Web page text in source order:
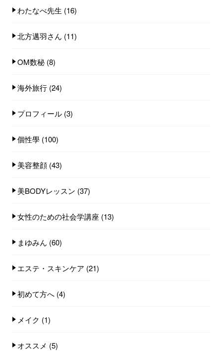
わたなべ先生 (16)
北方邁羽さん (11)
OM数秘 (8)
海外旅行 (24)
プロフィール (3)
個性學 (100)
美容整顔 (43)
美BODYレッスン (37)
女性のための社会学講座 (13)
まゆみん (60)
エステ・スキンケア (21)
初めて方へ (4)
メイク (1)
オススメ (5)